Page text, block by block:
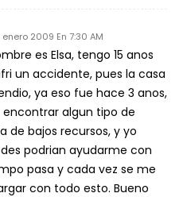
enero 2009 En 7:30 AM
es Elsa, tengo 15 anos
un accidente, pues la casa
ya eso fue hace 3 anos,
algun tipo de
de bajos recursos, y yo
podrian ayudarme con
pasa y cada vez se me
con todo esto. Bueno